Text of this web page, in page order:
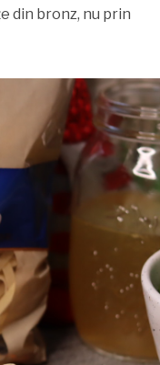
din bronz, nu prin